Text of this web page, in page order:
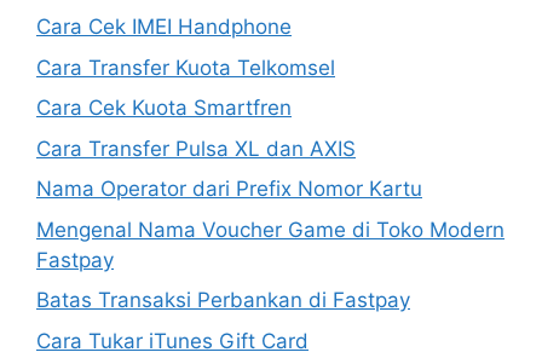
Cara Cek IMEI Handphone
Cara Transfer Kuota Telkomsel
Cara Cek Kuota Smartfren
Cara Transfer Pulsa XL dan AXIS
Nama Operator dari Prefix Nomor Kartu
Mengenal Nama Voucher Game di Toko Modern
Fastpay
Batas Transaksi Perbankan di Fastpay
Cara Tukar iTunes Gift Card